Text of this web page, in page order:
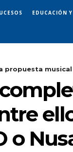
EDUCACIÓN
musical
o